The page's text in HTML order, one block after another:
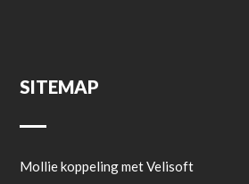
SITEMAP
Mollie koppeling met Velisoft